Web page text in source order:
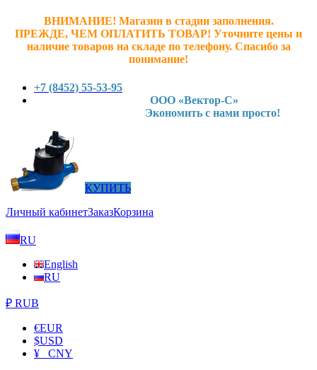
ВНИМАНИЕ! Магазин в стадии заполнения.
ПРЕЖДЕ, ЧЕМ ОПЛАТИТЬ ТОВАР! Уточните цены и
наличие товаров на складе по телефону. Спасибо за
понимание!
+7 (8452) 55-53-95
ООО «Вектор-С»
Экономить с нами просто!
КУПИТЬ
Личный кабинетЗаказКорзина
RU
English
RU
₽ RUB
€EUR
$USD
¥ CNY